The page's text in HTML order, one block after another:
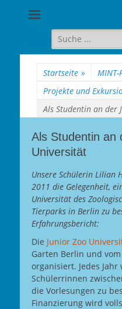
Suche
für:
Startseite » MINT-
Projekte und
Als Studentin an der
Als Studentin an
Universität
Unsere Schülerin Lilian
2011 die Gelegenheit,
Universität des
Tierparks in Berlin zu
Erfahrungsbericht:
Die Junior Zoo
Garten Berlin und
organisiert. Jedes
Schülerrinnen
die Vorlesungen zu
Finanzierung wird